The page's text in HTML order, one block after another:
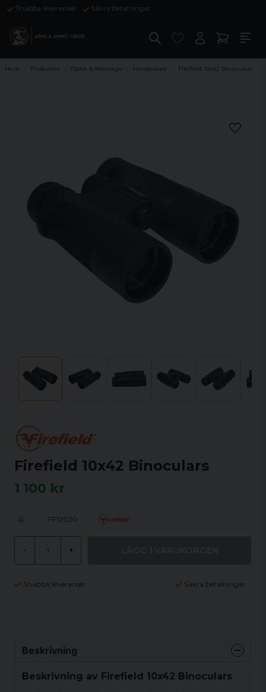
Snabba leveranser Säkra betalningar
Hem Produkter Optik & Montage Handkikare Firefield 10x42 Binoculars
Firefield 10x42 Binoculars
1 100 kr
FF12020
- +
Snabba leveranser Säkra betalningar
Beskrivning
Beskrivning av Firefield 10x42 Binoculars